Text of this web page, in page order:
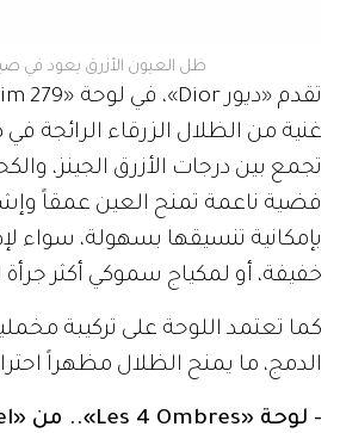
ظل العيون الأزرق يعود في صيف
تجمع بين درجات الأزرق الجينز،
فضية ناعمة تمنح العين عمقاً
بإمكانية تنسيقها بسهولة، سواء
خفيفة، أو لمكياج سموكي أكثر
كما تعتمد اللوحة على تركيبة
الدمج، ما يمنح الظلال مظهراً
- لوحة «Les 4 Ombres».. من «Chanel»: